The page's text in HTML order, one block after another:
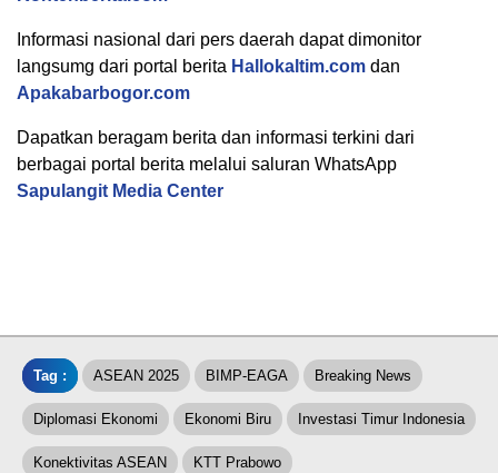
Informasi nasional dari pers daerah dapat dimonitor
langsumg dari portal berita Hallokaltim.com dan
Apakabarbogor.com
Dapatkan beragam berita dan informasi terkini dari
berbagai portal berita melalui saluran WhatsApp
Sapulangit Media Center
Tag : ASEAN 2025 BIMP-EAGA Breaking News
Diplomasi Ekonomi Ekonomi Biru Investasi Timur Indonesia
Konektivitas ASEAN KTT Prabowo